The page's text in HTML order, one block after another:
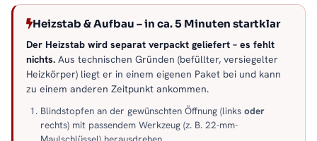
Heizstab & Aufbau – in ca. 5 Minuten startklar
Der Heizstab wird separat verpackt geliefert – es fehlt
nichts. Aus technischen Gründen (befüllter, versiegelter
Heizkörper) liegt er in einem eigenen Paket bei und kann
zu einem anderen Zeitpunkt ankommen.
Blindstopfen an der gewünschten Öffnung (links oder
rechts) mit passendem Werkzeug (z. B. 22-mm-